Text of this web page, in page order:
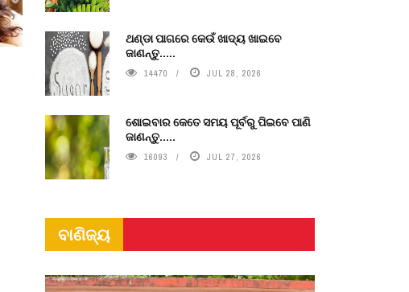
ଥଣ୍ଡା ପାଗରେ କେଉଁ ଖାଦ୍ୟ ଖାଇବେ
ଜାଣନ୍ତୁ.....
14470 JUL 28, 2026
ଶୋଇବାର କେତେ ସମୟ ପୂର୍ବରୁ ପିଇବେ ପାଣି
ଜାଣନ୍ତୁ.....
16093 JUL 27, 2026
ବାଣିଜ୍ୟ